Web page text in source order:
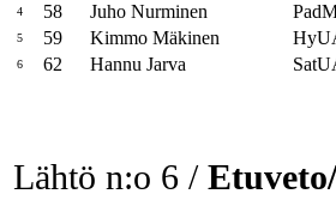
4 58 Juho Nurminen
5 59 Kimmo Mäkinen
6 62 Hannu Jarva
Lähtö n:o 6 /